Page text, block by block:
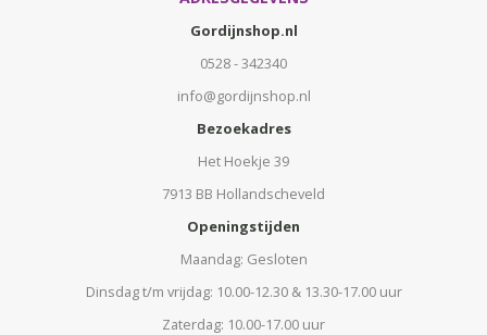
Gordijnshop.nl
0528 - 342340
info@gordijnshop.nl
Bezoekadres
Het Hoekje 39
7913 BB Hollandscheveld
Openingstijden
Maandag: Gesloten
Dinsdag t/m vrijdag: 10.00-12.30 & 13.30-17.00 uur
Zaterdag: 10.00-17.00 uur